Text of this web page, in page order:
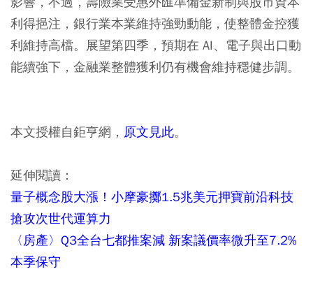
利得挹注，銀行業本業維持強勁動能，使整體金控獲
利維持高檔。展望第四季，預期在 AI、電子與出口動
能續強下，金融業整體獲利仍有機會維持穩健步調。
本文授權自鉅亨網， 原文見此。
延伸閱讀：
量子概念股大漲！小摩豪擲1.5兆美元押寶前沿科技
搶攻次世代運算力
〈房產〉Q3全台七都推案減 新案議價率微升至7.2%
本季保守